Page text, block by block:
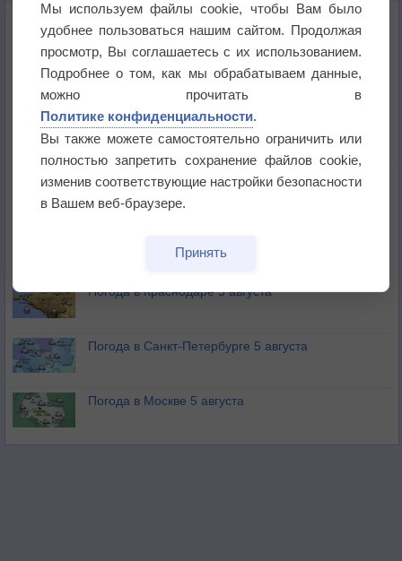
Дневная температура воздуха в ОАЭ превысила
+51°
Европейские столицы бьют рекорды жары
Впервые за 155 лет в Лондоне в течение месяца
не выпадал дождь
Лето продолжит щедро раздавать своё тепло!
Погода в Краснодаре 5 августа
Погода в Санкт-Петербурге 5 августа
Погода в Москве 5 августа
Мы используем файлы cookie, чтобы Вам было
удобнее пользоваться нашим сайтом. Продолжая
просмотр, Вы соглашаетесь с их использованием.
Подробнее о том, как мы обрабатываем данные,
можно прочитать в
Политике конфиденциальности.
Вы также можете самостоятельно ограничить или
полностью запретить сохранение файлов cookie,
изменив соответствующие настройки безопасности
в Вашем веб-браузере.
Принять